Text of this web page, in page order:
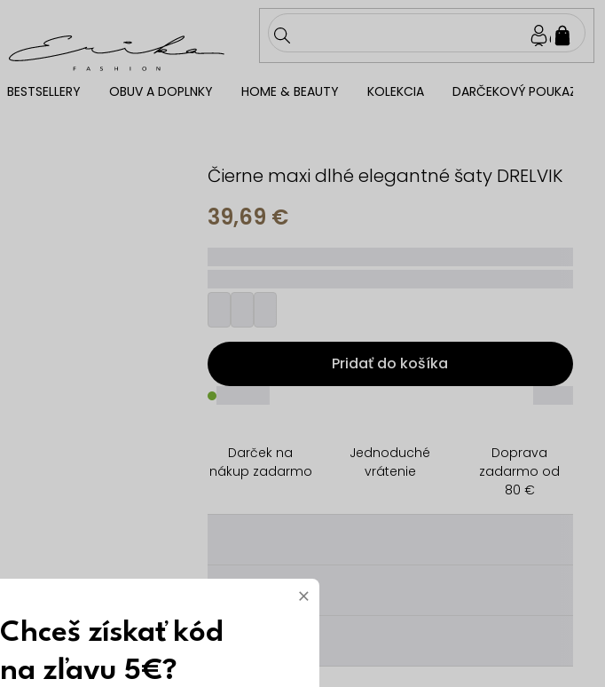
BESTSELLERY OBUV A DOPLNKY HOME & BEAUTY KOLEKCIA DARČEKOVÝ POUKAZ
Čierne maxi dlhé elegantné šaty DRELVIK
39,69 €
Pridať do košíka
_____
Darček na
nákup zadarmo
Jednoduché
vrátenie
Doprava
zadarmo od
80 €
________
________
×
Chceš získať kód
na zľavu 5€?